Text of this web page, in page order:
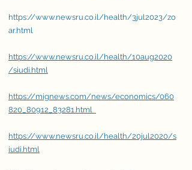
https://www.newsru.co.il/health/3jul2023/zo
ar.html
https://www.newsru.co.il/health/10aug2020
/siudi.html
https://mignews.com/news/economics/060
820_80912_83281.html
https://www.newsru.co.il/health/20jul2020/s
iudi.html